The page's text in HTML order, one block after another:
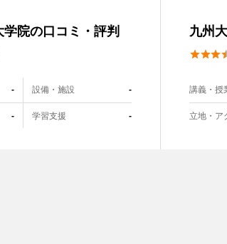
院の口コミ・評判
- 設備・施設 -
- 学習支援 -
九州

講義・授
立地・ア